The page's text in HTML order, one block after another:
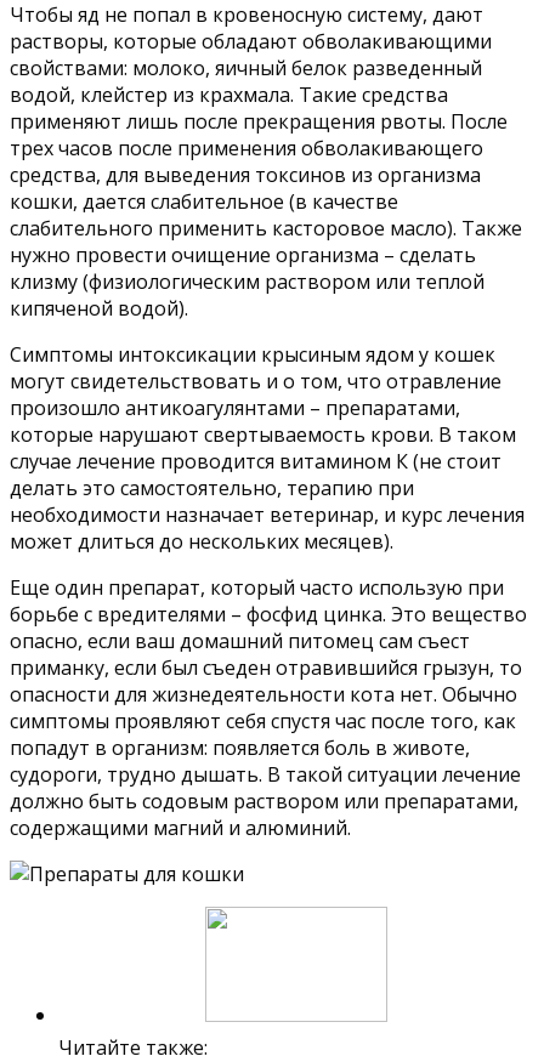
Чтобы яд не попал в кровеносную систему, дают
растворы, которые обладают обволакивающими
свойствами: молоко, яичный белок разведенный
водой, клейстер из крахмала. Такие средства
применяют лишь после прекращения рвоты. После
трех часов после применения обволакивающего
средства, для выведения токсинов из организма
кошки, дается слабительное (в качестве
слабительного применить касторовое масло). Также
нужно провести очищение организма – сделать
клизму (физиологическим раствором или теплой
кипяченой водой).
Симптомы интоксикации крысиным ядом у кошек
могут свидетельствовать и о том, что отравление
произошло антикоагулянтами – препаратами,
которые нарушают свертываемость крови. В таком
случае лечение проводится витамином К (не стоит
делать это самостоятельно, терапию при
необходимости назначает ветеринар, и курс лечения
может длиться до нескольких месяцев).
Еще один препарат, который часто использую при
борьбе с вредителями – фосфид цинка. Это вещество
опасно, если ваш домашний питомец сам съест
приманку, если был съеден отравившийся грызун, то
опасности для жизнедеятельности кота нет. Обычно
симптомы проявляют себя спустя час после того, как
попадут в организм: появляется боль в животе,
судороги, трудно дышать. В такой ситуации лечение
должно быть содовым раствором или препаратами,
содержащими магний и алюминий.
Читайте также: